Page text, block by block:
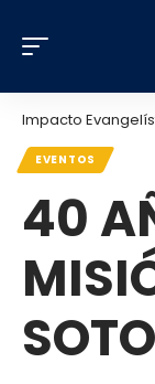
Impacto
EVENTOS
40